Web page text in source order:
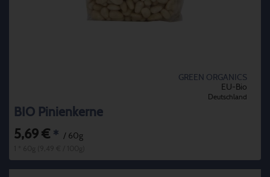
GREEN ORGANICS
EU-Bio
Deutschland
BIO Pinienkerne
5,69 € * / 60g